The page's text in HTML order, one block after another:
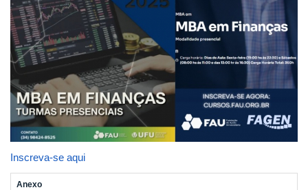
Inscreva-se aqui
Anexo